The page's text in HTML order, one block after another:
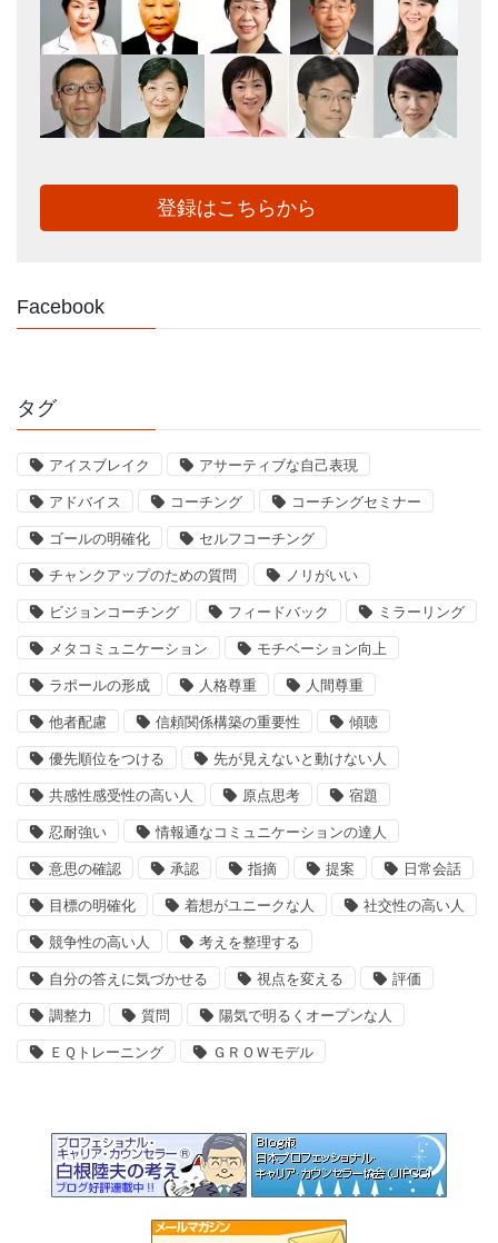
登録はこちらから
Facebook
タグ
アイスブレイク アサーティブな自己表現
アドバイス コーチング コーチングセミナー
ゴールの明確化 セルフコーチング
チャンクアップのための質問 ノリがいい
ビジョンコーチング フィードバック ミラーリング
メタコミュニケーション モチベーション向上
ラポールの形成 人格尊重 人間尊重
他者配慮 信頼関係構築の重要性 傾聴
優先順位をつける 先が見えないと動けない人
共感性感受性の高い人 原点思考 宿題
忍耐強い 情報通なコミュニケーションの達人
意思の確認 承認 指摘 提案 日常会話
目標の明確化 着想がユニークな人 社交性の高い人
競争性の高い人 考えを整理する
自分の答えに気づかせる 視点を変える 評価
調整力 質問 陽気で明るくオープンな人
ＥＱトレーニング ＧＲＯＷモデル